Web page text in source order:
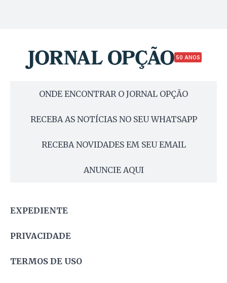
50 ANOS
ONDE ENCONTRAR O JORNAL OPÇÃO
RECEBA AS NOTÍCIAS NO SEU WHATSAPP
RECEBA NOVIDADES EM SEU EMAIL
ANUNCIE AQUI
EXPEDIENTE
PRIVACIDADE
TERMOS DE USO